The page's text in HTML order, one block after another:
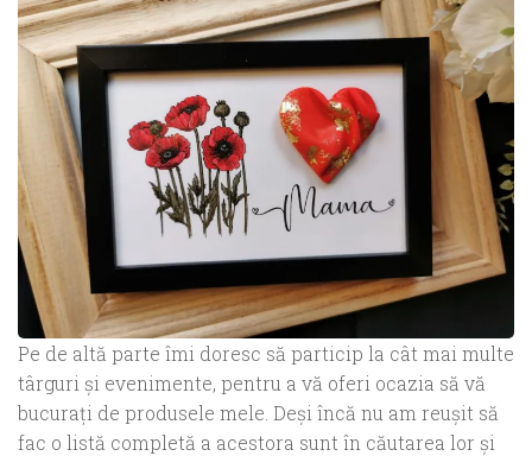
Pe de altă parte îmi doresc să particip la cât mai multe
târguri și evenimente, pentru a vă oferi ocazia să vă
bucurați de produsele mele. Deși încă nu am reușit să
fac o listă completă a acestora sunt în căutarea lor și